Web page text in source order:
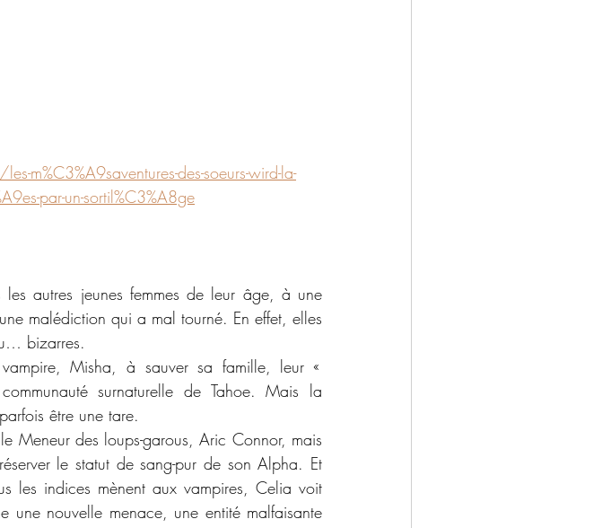
des-soeurs-wird-la-
par-un-sortil%C3%A8ge
autres jeunes femmes de leur âge, à une
malédiction qui a mal tourné. En effet, elles
bizarres.
Misha, à sauver sa famille, leur «
surnaturelle de Tahoe. Mais la
être une tare.
Meneur des loups-garous, Aric Connor, mais
le statut de sang-pur de son Alpha. Et
les indices mènent aux vampires, Celia voit
une nouvelle menace, une entité malfaisante